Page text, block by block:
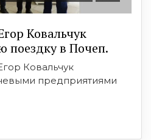
Ковальчук
поездку в Почеп.
Ковальчук
предприятиями